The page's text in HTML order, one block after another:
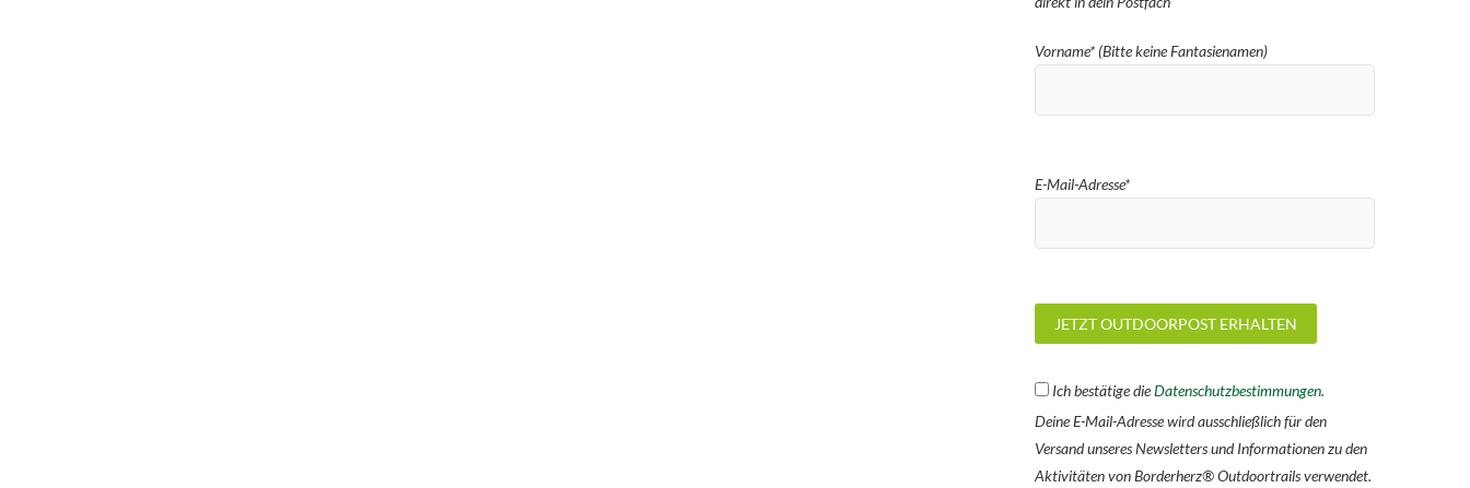
Vorname* (Bitte keine Fantasienamen)
E-Mail-Adresse*
Ich bestätige dieDatenschutzbestimmungen.
Deine E-Mail-Adresse wird ausschließlich für den
Versand unseres Newsletters und Informationen zu den
Aktivitäten von Borderherz® Outdoortrails verwendet.